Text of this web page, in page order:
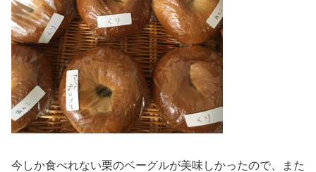
今しか食べれない栗のベーグルが美味しかったので、また